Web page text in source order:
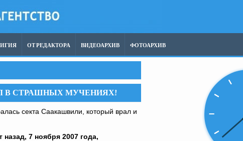
ОТ РЕДАКТОРА ВИДЕОАРХИВ ФОТОАРХИВ
В СТРАШНЫХ МУЧЕНИЯХ!
секта Саакашвили, который врал и
7 ноября 2007 года,